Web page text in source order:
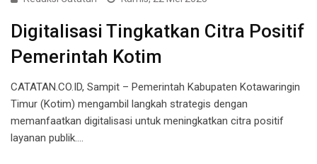
Digitalisasi Tingkatkan Citra Positif
Pemerintah Kotim
CATATAN.CO.ID, Sampit – Pemerintah Kabupaten Kotawaringin
Timur (Kotim) mengambil langkah strategis dengan
memanfaatkan digitalisasi untuk meningkatkan citra positif
layanan publik.…